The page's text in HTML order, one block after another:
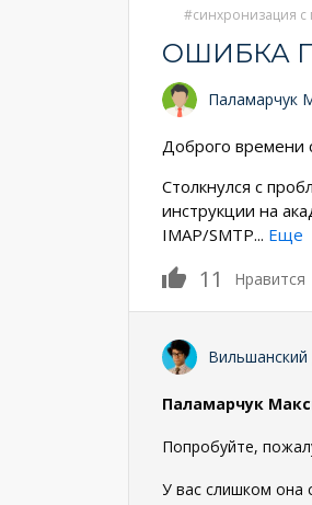
синхронизация
ОШИБКА
Паламарчук
Доброго времени
Столкнулся с
инструкции на
IMAP/SMTP... Еще
11 Нравится
Паламарчук
Попробуйте,
У вас слишком она